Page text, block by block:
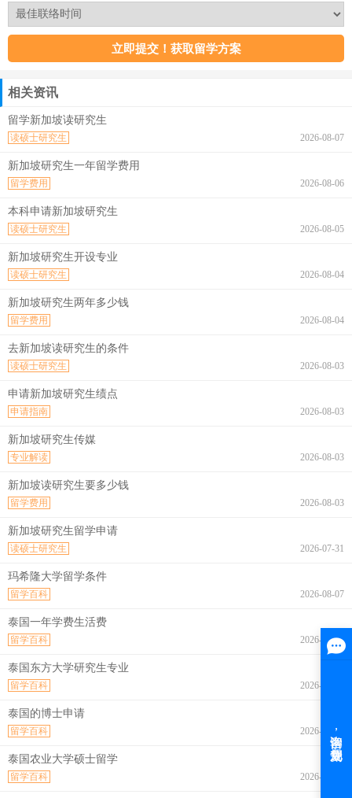
相关资讯
留学新加坡读研究生
2026-08-07
读硕士研究生
新加坡研究生一年留学费用
2026-08-06
留学费用
本科申请新加坡研究生
2026-08-05
读硕士研究生
新加坡研究生开设专业
2026-08-04
读硕士研究生
新加坡研究生两年多少钱
2026-08-04
留学费用
去新加坡读研究生的条件
2026-08-03
读硕士研究生
申请新加坡研究生绩点
2026-08-03
申请指南
新加坡研究生传媒
2026-08-03
专业解读
新加坡读研究生要多少钱
2026-08-03
留学费用
新加坡研究生留学申请
2026-07-31
读硕士研究生
玛希隆大学留学条件
2026-08-07
留学百科
泰国一年学费生活费
2026-08-07
留学百科
泰国东方大学研究生专业
2026-08-07
留学百科
泰国的博士申请
2026-08-07
留学百科
泰国农业大学硕士留学
2026-08-07
留学百科